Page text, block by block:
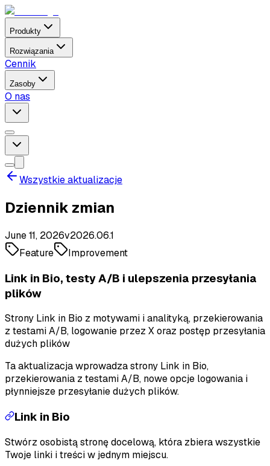
Produkty
Rozwiązania
Cennik
Zasoby
O nas
Wszystkie aktualizacje
Dziennik zmian
June 11, 2026v2026.06.1
Feature
Improvement
Link in Bio, testy A/B i ulepszenia przesyłania
plików
Strony Link in Bio z motywami i analityką, przekierowania
z testami A/B, logowanie przez X oraz postęp przesyłania
dużych plików
Ta aktualizacja wprowadza strony Link in Bio,
przekierowania z testami A/B, nowe opcje logowania i
płynniejsze przesyłanie dużych plików.
Link in Bio
Stwórz osobistą stronę docelową, która zbiera wszystkie
Twoje linki i treści w jednym miejscu.